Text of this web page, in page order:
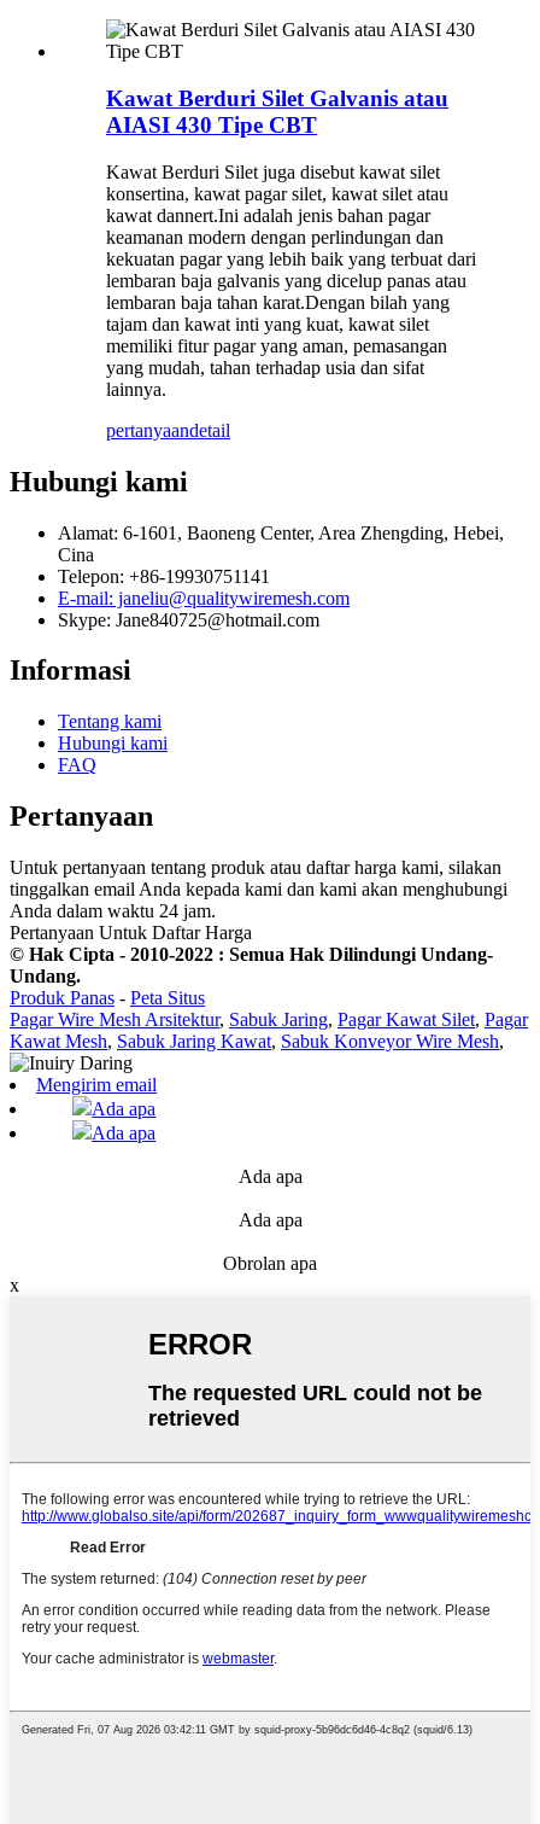
Kawat Berduri Silet Galvanis atau
AIASI 430 Tipe CBT
Kawat Berduri Silet juga disebut kawat silet
konsertina, kawat pagar silet, kawat silet atau
kawat dannert.Ini adalah jenis bahan pagar
keamanan modern dengan perlindungan dan
kekuatan pagar yang lebih baik yang terbuat dari
lembaran baja galvanis yang dicelup panas atau
lembaran baja tahan karat.Dengan bilah yang
tajam dan kawat inti yang kuat, kawat silet
memiliki fitur pagar yang aman, pemasangan
yang mudah, tahan terhadap usia dan sifat
lainnya.
pertanyaandetail
Hubungi kami
Alamat: 6-1601, Baoneng Center, Area Zhengding, Hebei,
Cina
Telepon: +86-19930751141
E-mail: janeliu@qualitywiremesh.com
Skype: Jane840725@hotmail.com
Informasi
Tentang kami
Hubungi kami
FAQ
Pertanyaan
Untuk pertanyaan tentang produk atau daftar harga kami, silakan
tinggalkan email Anda kepada kami dan kami akan menghubungi
Anda dalam waktu 24 jam.
Pertanyaan Untuk Daftar Harga
© Hak Cipta - 2010-2022 : Semua Hak Dilindungi Undang-
Undang.
Produk Panas - Peta Situs
Pagar Wire Mesh Arsitektur, Sabuk Jaring, Pagar Kawat Silet, Pagar
Kawat Mesh, Sabuk Jaring Kawat, Sabuk Konveyor Wire Mesh,
Mengirim email
Ada apa
Ada apa
Ada apa
Ada apa
Obrolan apa
x